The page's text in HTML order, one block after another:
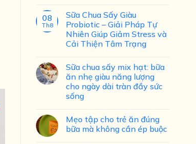
08
Th8
Sữa Chua Sấy Giàu
Probiotic – Giải Pháp Tự
Nhiên Giúp Giảm Stress và
Cải Thiện Tâm Trạng
Sữa chua sấy mix hạt: bữa
ăn nhẹ giàu năng lượng
cho ngày dài tràn đầy sức
sống
Mẹo tập cho trẻ ăn đúng
bữa mà không cần ép buộc